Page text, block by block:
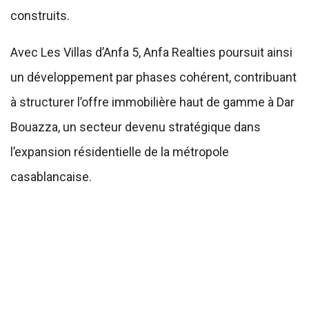
construits.
Avec Les Villas d’Anfa 5, Anfa Realties poursuit ainsi
un développement par phases cohérent, contribuant
à structurer l’offre immobilière haut de gamme à Dar
Bouazza, un secteur devenu stratégique dans
l’expansion résidentielle de la métropole
casablancaise.